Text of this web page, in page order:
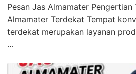
Pesan Jas Almamater Pengertian
Almamater Terdekat Tempat
terdekat merupakan layanan
…